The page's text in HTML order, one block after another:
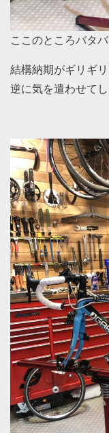
ここのところバタ
結構納期がギリギ
逆に気を遣わせて